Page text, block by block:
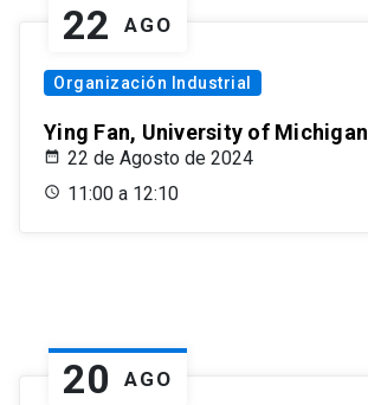
22 AGO
Organización Industrial
Ying Fan, University of Michigan
22 de Agosto de 2024
11:00 a 12:10
20 AGO